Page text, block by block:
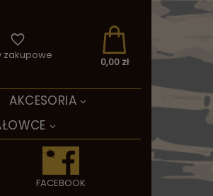
AKCESORIA
FACEBOOK
zakupowe
0,00 zł